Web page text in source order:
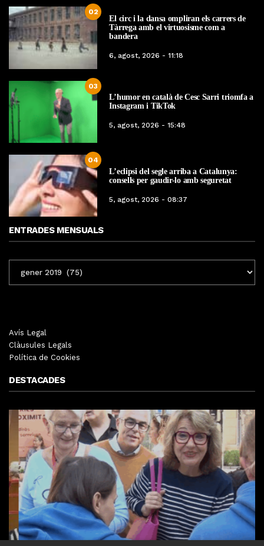
02
El circ i la dansa ompliran els carrers de
Tàrrega amb el virtuosisme com a
bandera
6, agost, 2026 - 11:18
03
L’humor en català de Cesc Sarri triomfa a
Instagram i TikTok
5, agost, 2026 - 15:48
04
L’eclipsi del segle arriba a Catalunya:
consells per gaudir-lo amb seguretat
5, agost, 2026 - 08:37
ENTRADES MENSUALS
MENSUALS
Avís Legal
Clàusules Legals
Política de Cookies
DESTACADES